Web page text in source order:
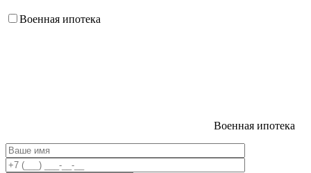
Военная ипотека
Военная ипотека